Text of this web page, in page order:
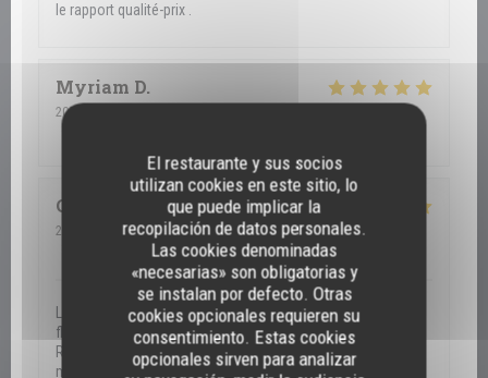
El restaurante y sus socios
utilizan cookies en este sitio, lo
que puede implicar la
recopilación de datos personales.
Las cookies denominadas
«necesarias» son obligatorias y
se instalan por defecto. Otras
cookies opcionales requieren su
consentimiento. Estas cookies
opcionales sirven para analizar
le rapport qualité-prix .
Myriam D
2026-05-29
Claudine
2026-05-28
- 12:30 - Invitados 4
Ambiente: 5/5 Menú: 5/5 Calidad / Precio
La qualité des plats la présentation nappe en tissus table
fleurie et la gentillesse et l attention portée au convives.
Rapport qualité prix imbattable. Bravo a toute l équipe et
merci